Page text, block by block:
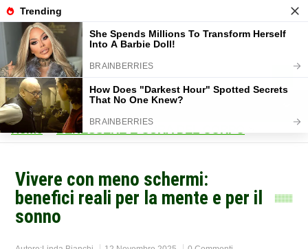
Home >BENESSERE E CURA DEL CORPO
Vivere con meno schermi:
benefici reali per la mente e per il
sonno